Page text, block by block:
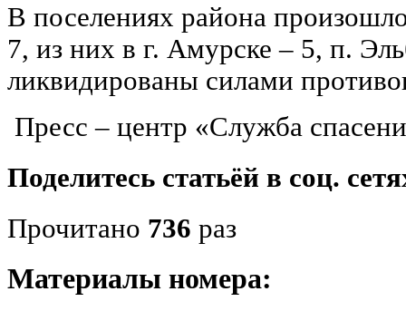
В поселениях района
7, из них в г. Амурске – 5, п.
ликвидированы силами
Пресс – центр «Служба
Поделитесь статьёй в соц.
Прочитано 736 раз
Материалы номера: